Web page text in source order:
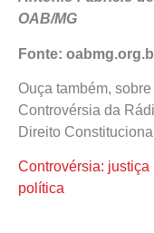
OAB/MG
Fonte:
Ouça também,
Controvérsia da
Direito
Controvérsia:
política